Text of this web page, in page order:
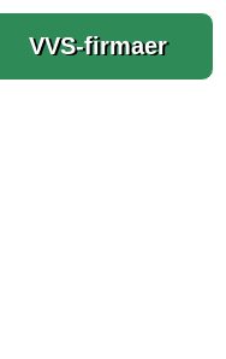
VVS-firmaer